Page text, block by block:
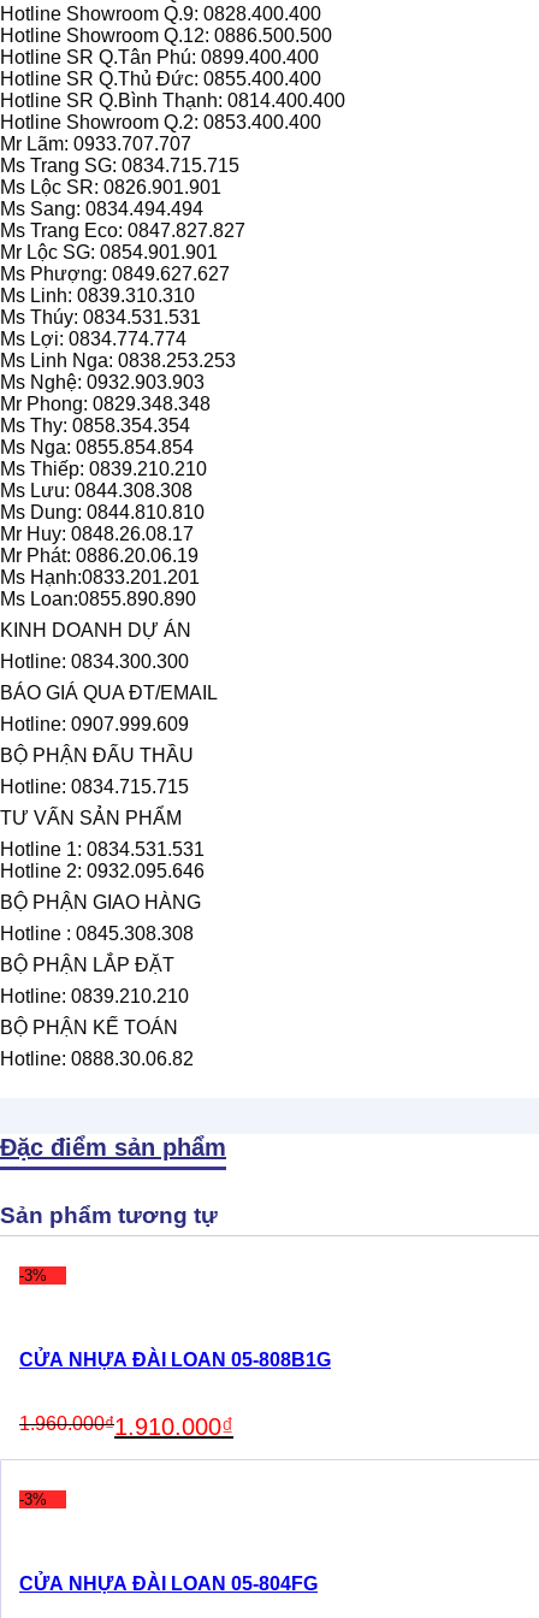
Hotline Showroom Q.9: 0828.400.400
Hotline Showroom Q.12: 0886.500.500
Hotline SR Q.Tân Phú: 0899.400.400
Hotline SR Q.Thủ Đức: 0855.400.400
Hotline SR Q.Bình Thạnh: 0814.400.400
Hotline Showroom Q.2: 0853.400.400
Mr Lãm: 0933.707.707
Ms Trang SG: 0834.715.715
Ms Lộc SR: 0826.901.901
Ms Sang: 0834.494.494
Ms Trang Eco: 0847.827.827
Mr Lộc SG: 0854.901.901
Ms Phượng: 0849.627.627
Ms Linh: 0839.310.310
Ms Thúy: 0834.531.531
Ms Lợi: 0834.774.774
Ms Linh Nga: 0838.253.253
Ms Nghệ: 0932.903.903
Mr Phong: 0829.348.348
Ms Thy: 0858.354.354
Ms Nga: 0855.854.854
Ms Thiếp: 0839.210.210
Ms Lưu: 0844.308.308
Ms Dung: 0844.810.810
Mr Huy: 0848.26.08.17
Mr Phát: 0886.20.06.19
Ms Hạnh:0833.201.201
Ms Loan:0855.890.890
KINH DOANH DỰ ÁN
Hotline: 0834.300.300
BÁO GIÁ QUA ĐT/EMAIL
Hotline: 0907.999.609
BỘ PHẬN ĐẤU THẦU
Hotline: 0834.715.715
TƯ VẤN SẢN PHẨM
Hotline 1: 0834.531.531
Hotline 2: 0932.095.646
BỘ PHẬN GIAO HÀNG
Hotline : 0845.308.308
BỘ PHẬN LẮP ĐẶT
Hotline: 0839.210.210
BỘ PHẬN KẾ TOÁN
Hotline: 0888.30.06.82
Đặc điểm sản phẩm
Sản phẩm tương tự
-3%
CỬA NHỰA ĐÀI LOAN 05-808B1G
1.960.000₫
price
was:
1.910.000₫
price
is:
-3%
CỬA NHỰA ĐÀI LOAN 05-804FG